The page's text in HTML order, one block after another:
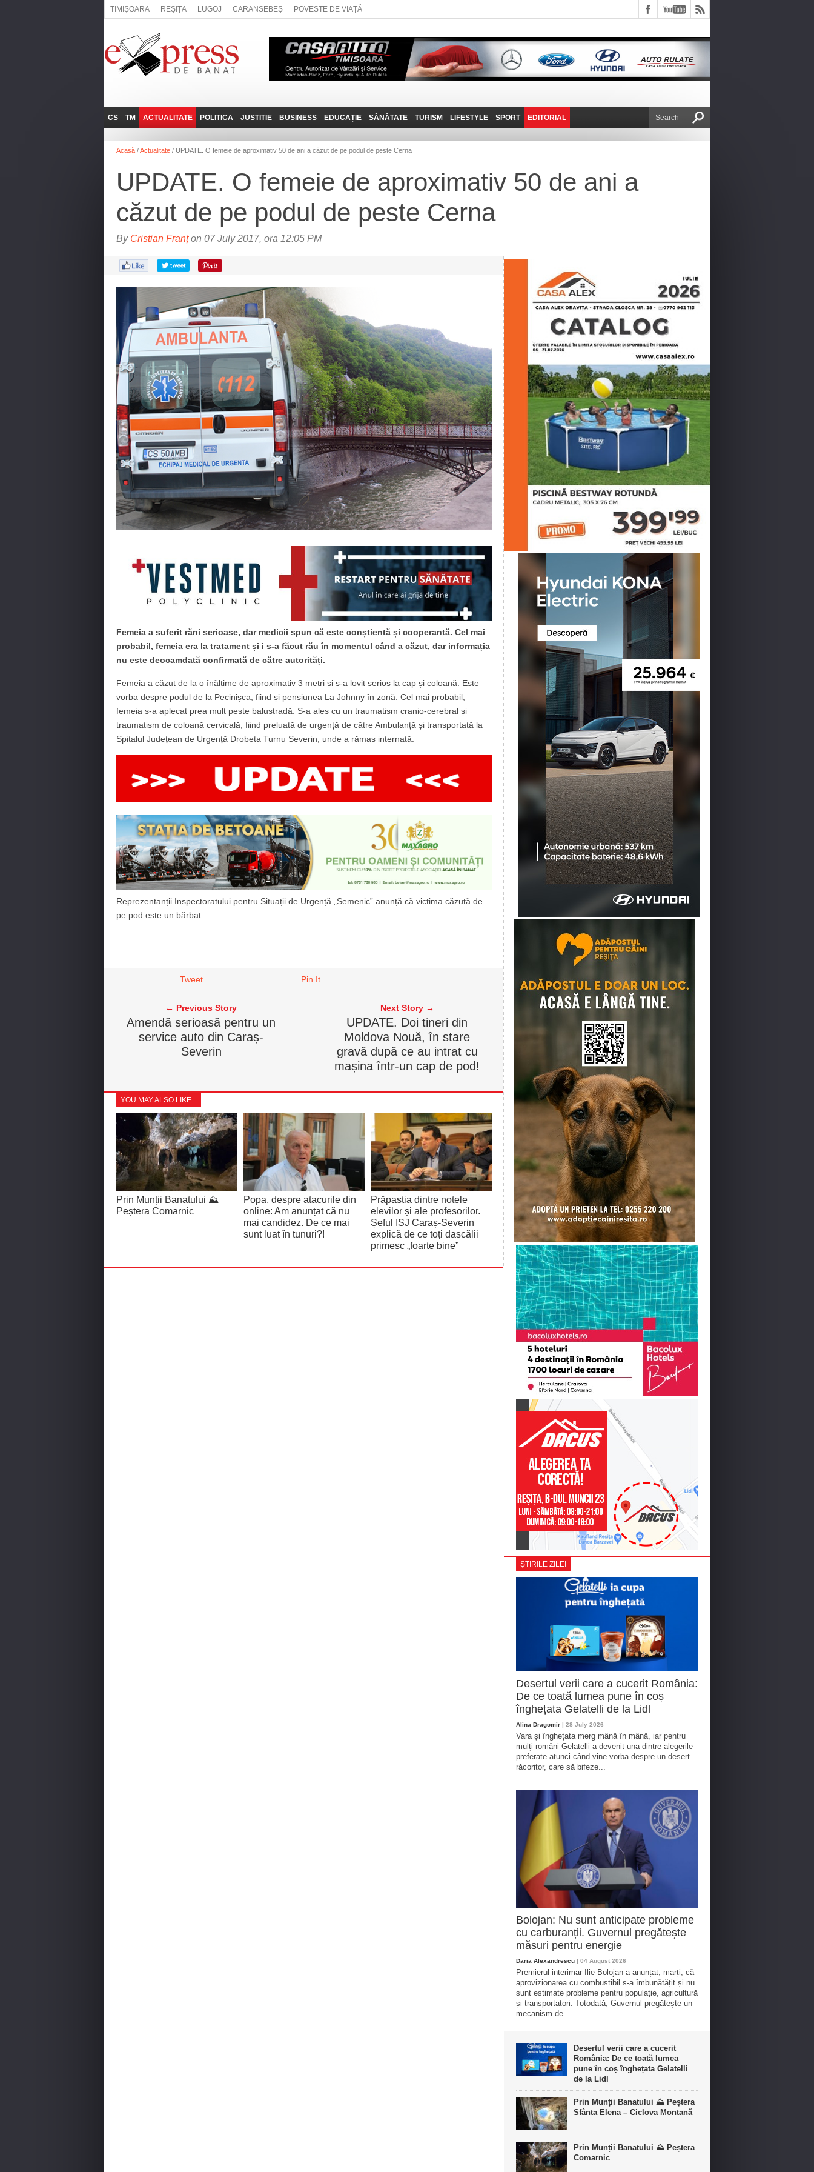
TIMIȘOARA REȘIȚA LUGOJ CARANSEBEȘ POVESTE DE VIAȚĂ
CS
REȘIȚA
CARANSEBEȘ
BOCŞA
ORAVIȚA
OȚELU ROŞU
TM
LUGOJ
TIMIȘOARA
ACTUALITATE
ADMINISTRATIE
NAȚIONAL
SOCIAL
POLITICA
EXPRESSLIVE
INTERVIURILE
JUSTITIE BUSINESS
JOB-URI
TEHNIT
EDUCAȚIE SĂNĂTATE TURISM
PRIN MUNȚII
FANTASTICUL BANAT
TRAVEL VLOG
LIFESTYLE
POVESTE DE VIAȚĂ
SPORT EDITORIAL
DE VICTOR NAFIRU
Acasă /Actualitate / UPDATE. O femeie de aproximativ 50 de ani a căzut de pe podul de peste Cerna
UPDATE. O femeie de aproximativ 50 de ani a
căzut de pe podul de peste Cerna
By Cristian Franțon 07 July 2017, ora 12:05 PM
Femeia a suferit răni serioase, dar medicii spun că este conștientă și cooperantă. Cel mai
probabil, femeia era la tratament și i s-a făcut rău în momentul când a căzut, dar informația
nu este deocamdată confirmată de către autorități.
Femeia a căzut de la o înălțime de aproximativ 3 metri și s-a lovit serios la cap și coloană. Este
vorba despre podul de la Pecinișca, fiind și pensiunea La Johnny în zonă. Cel mai probabil,
femeia s-a aplecat prea mult peste balustradă. S-a ales cu un traumatism cranio-cerebral și
traumatism de coloană cervicală, fiind preluată de urgență de către Ambulanță și transportată la
Spitalul Județean de Urgență Drobeta Turnu Severin, unde a rămas internată.
Reprezentanții Inspectoratului pentru Situații de Urgență „Semenic” anunță că victima căzută de
pe pod este un bărbat.
Tweet Pin It
← Previous Story
Amendă serioasă pentru un
service auto din Caraș-
Severin
Next Story →
UPDATE. Doi tineri din
Moldova Nouă, în stare
gravă după ce au intrat cu
mașina într-un cap de pod!
YOU MAY ALSO LIKE...
Prin Munții Banatului ⛰️
Peștera Comarnic
Popa, despre atacurile din
online: Am anunțat că nu
mai candidez. De ce mai
sunt luat în tunuri?!
Prăpastia dintre notele
elevilor și ale profesorilor.
Șeful ISJ Caraș-Severin
explică de ce toți dascălii
primesc „foarte bine”
ȘTIRILE ZILEI
Desertul verii care a cucerit România:
De ce toată lumea pune în coș
înghețata Gelatelli de la Lidl
Alina Dragomir | 28 July 2026
Vara și înghețata merg mână în mână, iar pentru
mulți români Gelatelli a devenit una dintre alegerile
preferate atunci când vine vorba despre un desert
răcoritor, care să bifeze...
Bolojan: Nu sunt anticipate probleme
cu carburanții. Guvernul pregătește
măsuri pentru energie
Daria Alexandrescu | 04 August 2026
Premierul interimar Ilie Bolojan a anunțat, marți, că
aprovizionarea cu combustibil s-a îmbunătățit și nu
sunt estimate probleme pentru populație, agricultură
și transportatori. Totodată, Guvernul pregătește un
mecanism de...
Desertul verii care a cucerit
România: De ce toată lumea
pune în coș înghețata Gelatelli
de la Lidl
Prin Munții Banatului ⛰️ Peștera
Sfânta Elena – Ciclova Montană
Prin Munții Banatului ⛰️ Peștera
Comarnic